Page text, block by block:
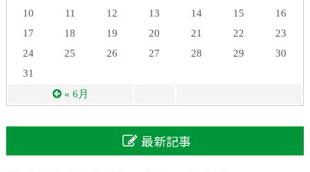
« 6月
10
11 12 13 14 15
16
17
18 19 20 21 22
23
24
25 26 27 28 29
30
31
最新記事